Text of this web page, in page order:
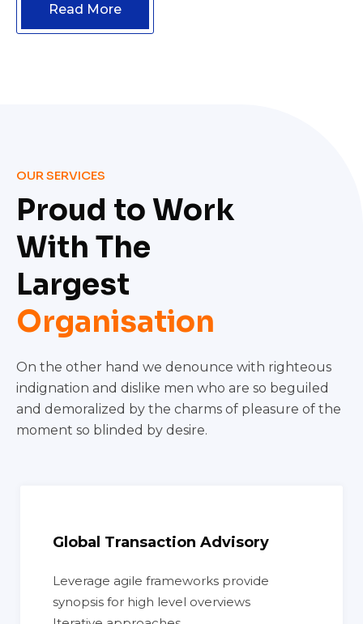
Read More
OUR SERVICES
Proud to Work
With The
Largest
Organisation
On the other hand we denounce with righteous
indignation and dislike men who are so beguiled
and demoralized by the charms of pleasure of the
moment so blinded by desire.
Global Transaction Advisory
Leverage agile frameworks provide
synopsis for high level overviews